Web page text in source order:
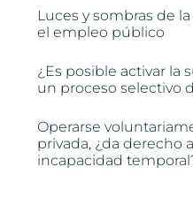
Luces y sombras de
el empleo público
¿Es posible activar la
un proceso selectivo
Operarse
privada, ¿da derecho
incapacidad